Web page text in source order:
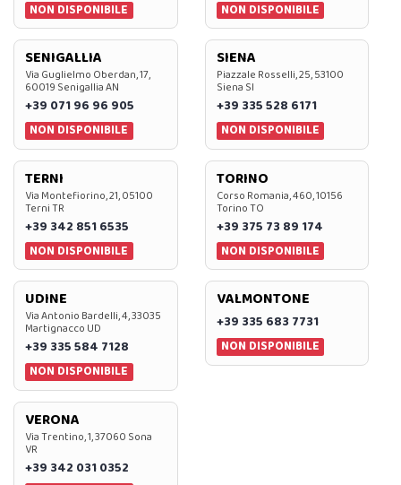
NON DISPONIBILE NON DISPONIBILE
SENIGALLIA
Via Guglielmo Oberdan, 17,
60019 Senigallia AN
+39 071 96 96 905
NON DISPONIBILE
SIENA
Piazzale Rosselli, 25, 53100
Siena SI
+39 335 528 6171
NON DISPONIBILE
TERNI
Via Montefiorino, 21, 05100
Terni TR
+39 342 851 6535
NON DISPONIBILE
TORINO
Corso Romania, 460, 10156
Torino TO
+39 375 73 89 174
NON DISPONIBILE
UDINE
Via Antonio Bardelli, 4, 33035
Martignacco UD
+39 335 584 7128
NON DISPONIBILE
VALMONTONE
+39 335 683 7731
NON DISPONIBILE
VERONA
Via Trentino, 1, 37060 Sona
VR
+39 342 031 0352